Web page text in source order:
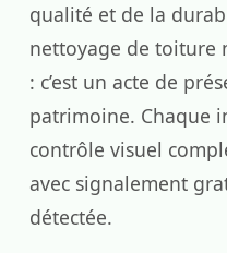
qualité et de la
nettoyage de toiture
: c’est un acte de
patrimoine. Chaque
contrôle visuel
avec signalement
détectée.